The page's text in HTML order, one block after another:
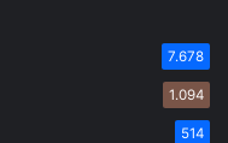
7.678
1.094
514